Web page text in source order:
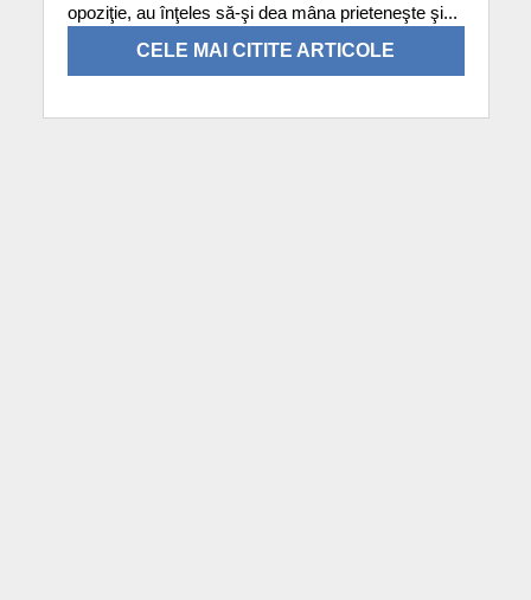
opoziţie, au înţeles să-şi dea mâna prieteneşte şi...
CELE MAI CITITE ARTICOLE